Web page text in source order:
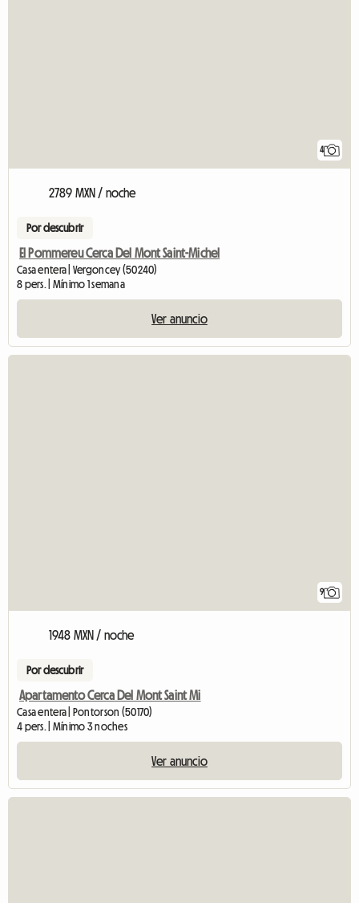
4
2789 MXN / noche
Por descubrir
El Pommereu Cerca Del Mont Saint-Michel
Casa entera | Vergoncey (50240)
8 pers. | Mínimo 1 semana
Ver anuncio
9
1948 MXN / noche
Por descubrir
Apartamento Cerca Del Mont Saint Mi
Casa entera | Pontorson (50170)
4 pers. | Mínimo 3 noches
Ver anuncio